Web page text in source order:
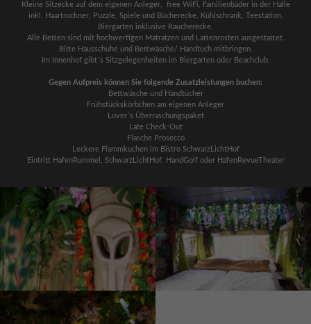
We offer support for our customers
Mon - Fri 8:00am - 5:00pm
(GMT +1)
Get in touch
376-293 City Road, Suite 600
San Francisco, CA 94102
Have any questions?
+44 1234 567 890
Drop us a line
info@yourdomain.com
About us
Lorem ipsum dolor sit amet, consectetuer adipiscing elit.
Kleine Sitzecke auf dem eigenen Anleger, free WiFi, Familienbäder in der Halle
inkl. Haartrockner, Puzzle, Spiele und Bücherecke, Kühlschrank, Teestation.
Biergarten inklusive Raucherecke.
Alle Betten sind mit hochwertigen Matratzen und Lattenrosten ausgestattet.
Bitte Hausschuhe und Bettwäsche/ Handtuch mitbringen.
Im Innenhof gibt´s Sitzgelegenheiten im Biergarten oder Beachclub.
Gegen Aufpreis können Sie folgende Zusatzleistungen buchen:
Bettwäsche und Handtücher
Frühstückskörbchen am eigenen Anleger
Lover´s Überraschungspaket
Late Check-Out
Flasche Prosecco
Leckere Flammkuchen im Bistro SchwarzLichtHof
Eintritt HafenRummel, SchwarzLichtHof, HandGolf oder HafenRevueTheater